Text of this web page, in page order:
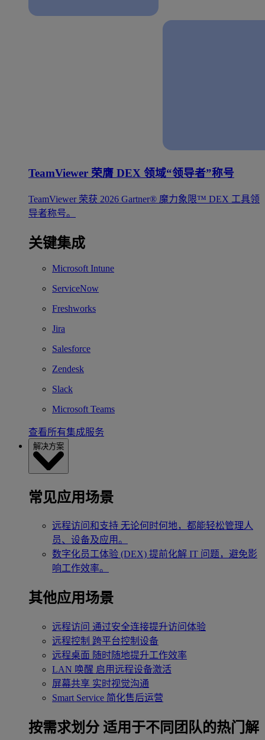
TeamViewer 荣膺 DEX 领域“领导者”称号
TeamViewer 荣获 2026 Gartner® 魔力象限™ DEX 工具领
导者称号。
关键集成
Microsoft Intune
ServiceNow
Freshworks
Jira
Salesforce
Zendesk
Slack
Microsoft Teams
查看所有集成服务
解决方案
常见应用场景
远程访问和支持 无论何时何地，都能轻松管理人
员、设备及应用。
数字化员工体验 (DEX) 提前化解 IT 问题，避免影
响工作效率。
其他应用场景
远程访问 通过安全连接提升访问体验
远程控制 跨平台控制设备
远程桌面 随时随地提升工作效率
LAN 唤醒 启用远程设备激活
屏幕共享 实时视觉沟通
Smart Service 简化售后运营
按需求划分 适用于不同团队的热门解